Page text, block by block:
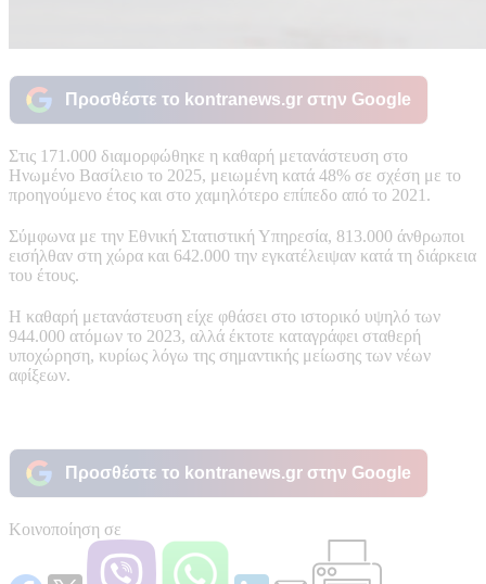
Προσθέστε το kontranews.gr στην Google
Στις 171.000 διαμορφώθηκε η καθαρή μετανάστευση στο
Ηνωμένο Βασίλειο το 2025, μειωμένη κατά 48% σε σχέση με το
προηγούμενο έτος και στο χαμηλότερο επίπεδο από το 2021.
Σύμφωνα με την Εθνική Στατιστική Υπηρεσία, 813.000 άνθρωποι
εισήλθαν στη χώρα και 642.000 την εγκατέλειψαν κατά τη διάρκεια
του έτους.
Η καθαρή μετανάστευση είχε φθάσει στο ιστορικό υψηλό των
944.000 ατόμων το 2023, αλλά έκτοτε καταγράφει σταθερή
υποχώρηση, κυρίως λόγω της σημαντικής μείωσης των νέων
αφίξεων.
Προσθέστε το kontranews.gr στην Google
Κοινοποίηση σε